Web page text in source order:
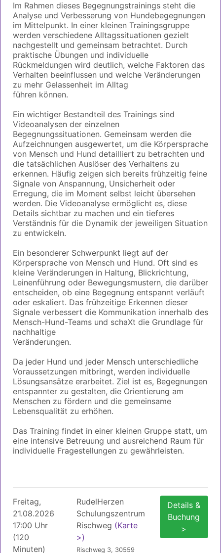
Im Rahmen dieses Begegnungstrainings steht die
Analyse und Verbesserung von Hundebegegnungen
im Mittelpunkt. In einer kleinen Trainingsgruppe
werden verschiedene Alltagssituationen gezielt
nachgestellt und gemeinsam betrachtet. Durch
praktische Übungen und individuelle
Rückmeldungen wird deutlich, welche Faktoren das
Verhalten beeinflussen und welche Veränderungen
zu mehr Gelassenheit im Alltag
führen können.
Ein wichtiger Bestandteil des Trainings sind
Videoanalysen der einzelnen
Begegnungssituationen. Gemeinsam werden die
Aufzeichnungen ausgewertet, um die Körpersprache
von Mensch und Hund detailliert zu betrachten und
die tatsächlichen Auslöser des Verhaltens zu
erkennen. Häufig zeigen sich bereits frühzeitig feine
Signale von Anspannung, Unsicherheit oder
Erregung, die im Moment selbst leicht übersehen
werden. Die Videoanalyse ermöglicht es, diese
Details sichtbar zu machen und ein tieferes
Verständnis für die Dynamik der jeweiligen Situation
zu entwickeln.
Ein besonderer Schwerpunkt liegt auf der
Körpersprache von Mensch und Hund. Oft sind es
kleine Veränderungen in Haltung, Blickrichtung,
Leinenführung oder Bewegungsmustern, die darüber
entscheiden, ob eine Begegnung entspannt verläuft
oder eskaliert. Das frühzeitige Erkennen dieser
Signale verbessert die Kommunikation innerhalb des
Mensch-Hund-Teams und schaXt die Grundlage für
nachhaltige
Veränderungen.
Da jeder Hund und jeder Mensch unterschiedliche
Voraussetzungen mitbringt, werden individuelle
Lösungsansätze erarbeitet. Ziel ist es, Begegnungen
entspannter zu gestalten, die Orientierung am
Menschen zu fördern und die gemeinsame
Lebensqualität zu erhöhen.
Das Training findet in einer kleinen Gruppe statt, um
eine intensive Betreuung und ausreichend Raum für
individuelle Fragestellungen zu gewährleisten.
Freitag,
21.08.2026
17:00 Uhr
(120
Minuten)
RudelHerzen
Schulungszentrum
Rischweg (Karte
>)
Rischweg 3, 30559
Details &
Buchung
>